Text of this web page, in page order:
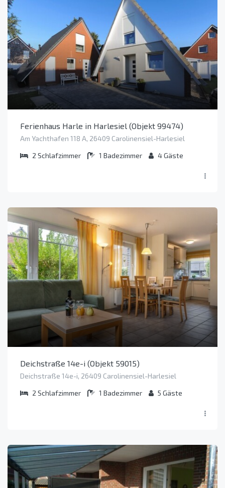
Ferienhaus Harle in Harlesiel (Objekt 99474)
Am Yachthafen 118 A, 26409 Carolinensiel-Harlesiel
2 Schlafzimmer 1 Badezimmer 4Gäste
Deichstraße 14e-i (Objekt 59015)
Deichstraße 14e-i, 26409 Carolinensiel-Harlesiel
2 Schlafzimmer 1 Badezimmer 5 Gäste